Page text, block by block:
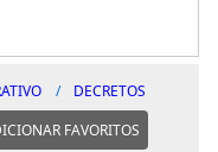
DECRETOS
FAVORITOS